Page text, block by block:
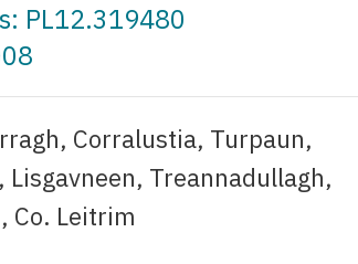
PL12.319480
Corralustia, Turpaun,
Treannadullagh,
Co. Leitrim